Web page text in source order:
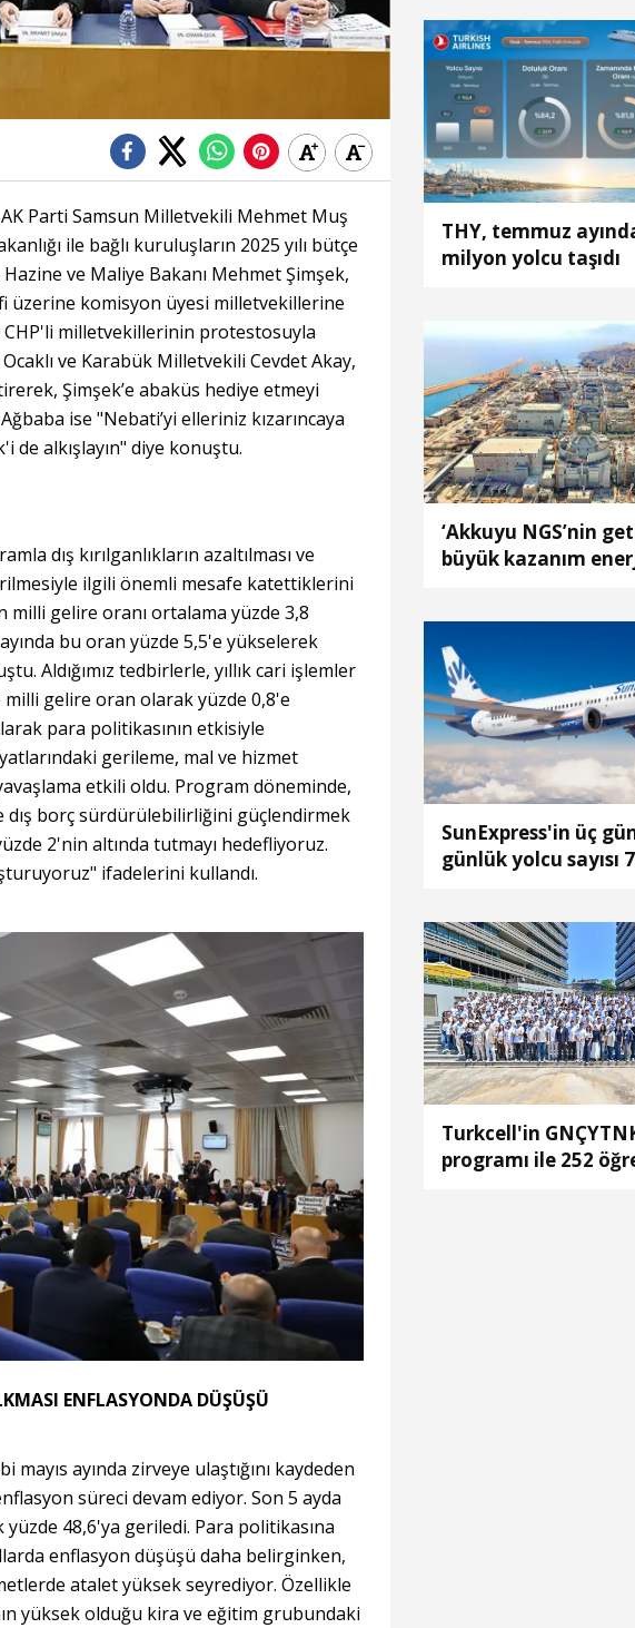
Parti Samsun Milletvekili Mehmet Muş
ile bağlı kuruluşların 2025 yılı bütçe
ve Maliye Bakanı Mehmet Şimşek,
üzerine komisyon üyesi milletvekillerine
CHP'li milletvekillerinin protestosuyla
ve Karabük Milletvekili Cevdet Akay,
Şimşek’e abaküs hediye etmeyi
ise "Nebati’yi elleriniz kızarıncaya
de alkışlayın" diye konuştu.
dış kırılganlıkların azaltılması ve
ilgili önemli mesafe katettiklerini
milli gelire oranı ortalama yüzde 3,8
bu oran yüzde 5,5'e yükselerek
Aldığımız tedbirlerle, yıllık cari işlemler
milli gelire oran olarak yüzde 0,8'e
para politikasının etkisiyle
gerileme, mal ve hizmet
etkili oldu. Program döneminde,
dış borç sürdürülebilirliğini güçlendirmek
2'nin altında tutmayı hedefliyoruz.
ifadelerini kullandı.
ENFLASYONDA DÜŞÜŞÜ
ayında zirveye ulaştığını kaydeden
süreci devam ediyor. Son 5 ayda
yüzde 48,6'ya geriledi. Para politikasına
enflasyon düşüşü daha belirginken,
atalet yüksek seyrediyor. Özellikle
yüksek olduğu kira ve eğitim grubundaki
THY, temmuz
milyon yolcu taşıdı
‘Akkuyu NGS’nin
büyük kazanım
SunExpress'in üç
günlük yolcu sayısı
Turkcell'in
programı ile 252